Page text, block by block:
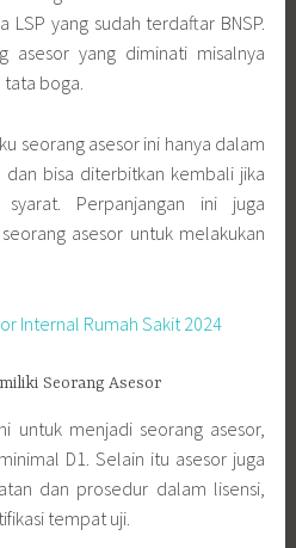
yang sudah terdaftar BNSP.
asesor yang diminati misalnya
boga.
seorang asesor ini hanya dalam
dan bisa diterbitkan kembali jika
Perpanjangan ini juga
asesor untuk melakukan
Internal Rumah Sakit 2024
Seorang Asesor
untuk menjadi seorang asesor,
D1. Selain itu asesor juga
dan prosedur dalam lisensi,
tempat uji.